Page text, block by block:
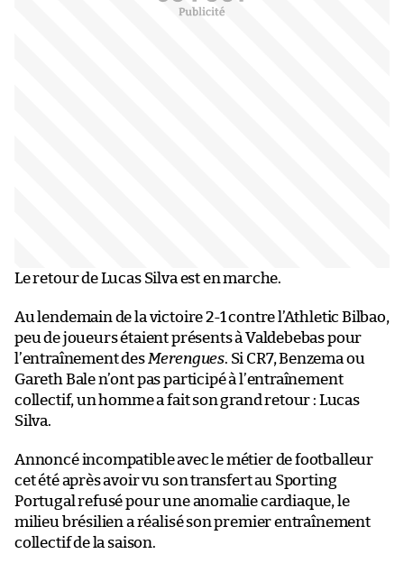
Le retour de Lucas Silva est en marche.
Au lendemain de la victoire 2-1 contre l’Athletic Bilbao,
peu de joueurs étaient présents à Valdebebas pour
l’entraînement des Merengues. Si CR7, Benzema ou
Gareth Bale n’ont pas participé à l’entraînement
collectif, un homme a fait son grand retour : Lucas
Silva.
Annoncé incompatible avec le métier de footballeur
cet été après avoir vu son transfert au Sporting
Portugal refusé pour une anomalie cardiaque, le
milieu brésilien a réalisé son premier entraînement
collectif de la saison.